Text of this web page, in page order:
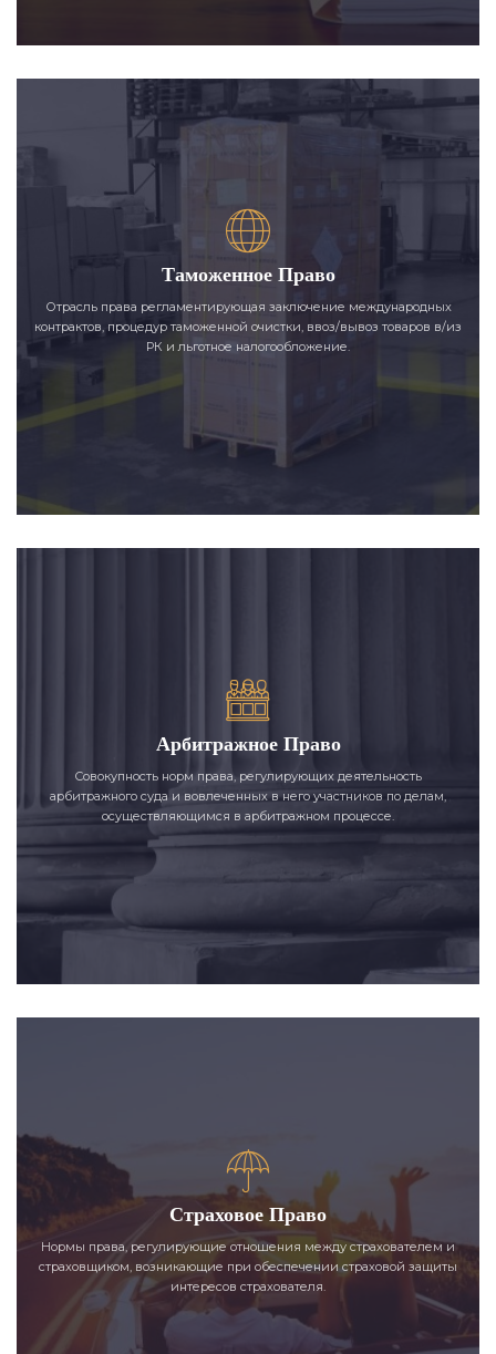
Таможенное Право
Отрасль права регламентирующая заключение международных
контрактов, процедур таможенной очистки, ввоз/вывоз товаров в/из
РК и льготное налогообложение.
Арбитражное Право
Совокупность норм права, регулирующих деятельность
арбитражного суда и вовлеченных в него участников по делам,
осуществляющимся в арбитражном процессе.
Страховое Право
Нормы права, регулирующие отношения между страхователем и
страховщиком, возникающие при обеспечении страховой защиты
интересов страхователя.